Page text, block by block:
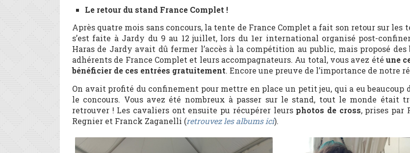
Le retour du stand France Complet !
Après quatre mois sans concours, la tente de France Complet a fait son retour sur les
s’est faite à Jardy du 9 au 12 juillet, lors du 1er international organisé post-
Haras de Jardy avait dû fermer l’accès à la compétition au public, mais proposé des
adhérents de France Complet et leurs accompagnateurs. Au total, vous avez été une
bénéficier de ces entrées gratuitement. Encore une preuve de l’importance de notre
On avait profité du confinement pour mettre en place un petit jeu, qui a eu beaucoup
le concours. Vous avez été nombreux à passer sur le stand, tout le monde était
retrouver ! Les cavaliers ont ensuite pu récupérer leurs photos de cross, prises par
Regnier et Franck Zaganelli (retrouvez les albums ici).